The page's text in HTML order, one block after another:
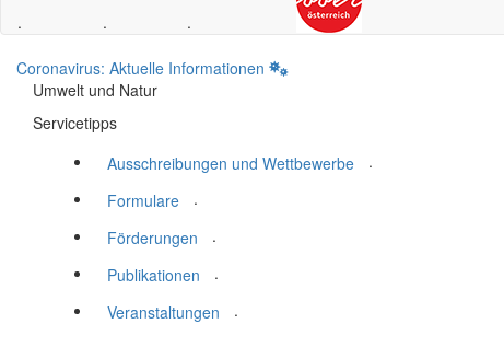
.
.
.
Coronavirus: Aktuelle Informationen
Umwelt und Natur
Servicetipps
Ausschreibungen und Wettbewerbe
.
Formulare
.
Förderungen
.
Publikationen
.
Veranstaltungen
.